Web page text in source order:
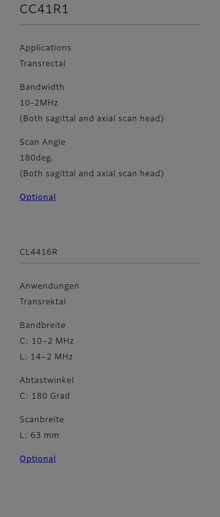
CC41R1
Applications
Transrectal
Bandwidth
10-2MHz
(Both sagittal and axial scan head)
Scan Angle
180deg.
(Both sagittal and axial scan head)
Optional
CL4416R
Anwendungen
Transrektal
Bandbreite
C: 10–2 MHz
L: 14–2 MHz
Abtastwinkel
C: 180 Grad
Scanbreite
L: 63 mm
Optional